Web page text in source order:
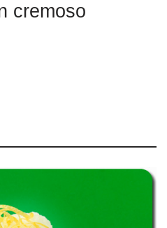
cremoso